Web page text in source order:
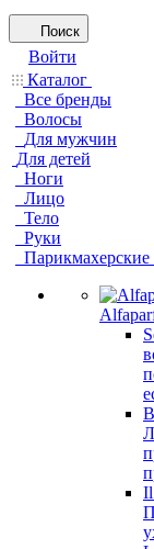
Поиск
Войти
Каталог
Все бренды
Волосы
Для мужчин
Для детей
Ноги
Лицо
Тело
Руки
Il